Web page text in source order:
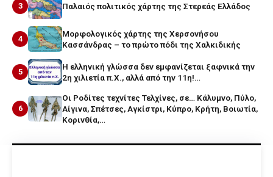
3 Παλαιός πολιτικός χάρτης της Στερεάς Ελλάδος
4
Μορφολογικός χάρτης της Χερσονήσου
Κασσάνδρας – το πρώτο πόδι της Χαλκιδικής
5
Η ελληνική γλώσσα δεν εμφανίζεται ξαφνικά την
2η χιλιετία π.Χ., αλλά από την 11η!…
6
Οι Ροδίτες τεχνίτες Τελχίνες, σε… Κάλυμνο, Πύλο,
Αίγινα, Σπέτσες, Αγκίστρι, Κύπρο, Κρήτη, Βοιωτία,
Κορινθία,…